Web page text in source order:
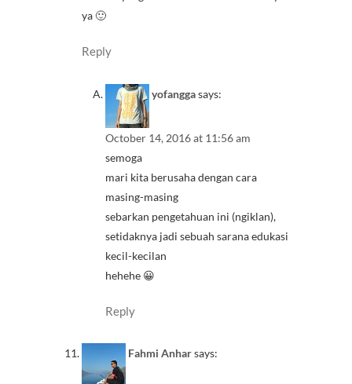
ya 🙂
Reply
yofanggasays:
October 14, 2016 at 11:56 am
semoga
mari kita berusaha dengan cara
masing-masing
sebarkan pengetahuan ini (ngiklan),
setidaknya jadi sebuah sarana edukasi
kecil-kecilan
hehehe 😀
Reply
Fahmi Anharsays: